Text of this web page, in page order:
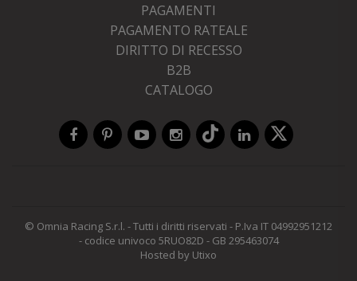
PAGAMENTI
PAGAMENTO RATEALE
DIRITTO DI RECESSO
B2B
CATALOGO
© Omnia Racing S.r.l. - Tutti i diritti riservati - P.Iva IT 04992951212
- codice univoco 5RUO82D - GB 295463074
Hosted by Utixo